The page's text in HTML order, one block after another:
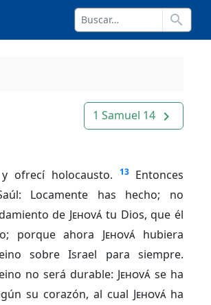
search
1 Samuel 14 navigate_next
ofrecí holocausto. 13 Entonces
Locamente has hecho; no
de Jehovátu Dios, que él
porque ahora Jehováhubiera
sobre Israel para siempre.
no será durable: Jehováse ha
su corazón, al cual Jehováha